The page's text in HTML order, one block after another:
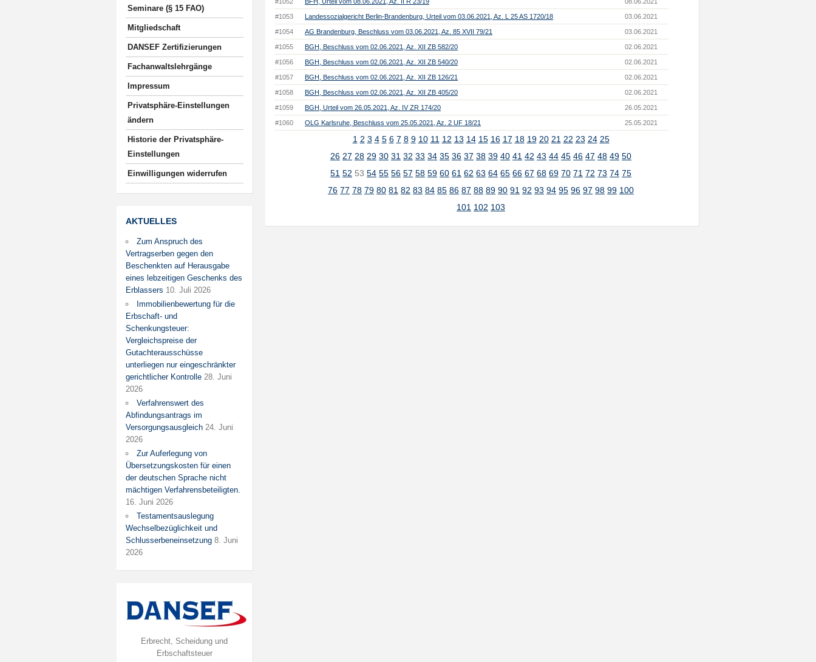
Seminare (§ 15 FAO)
Mitgliedschaft
DANSEF Zertifizierungen
Fachanwaltslehrgänge
Impressum
Privatsphäre-Einstellungen
ändern
Historie der Privatsphäre-
Einstellungen
Einwilligungen widerrufen
AKTUELLES
Zum Anspruch des
Vertragserben gegen den
Beschenkten auf Herausgabe
eines lebzeitigen Geschenks des
Erblassers 10. Juli 2026
Immobilienbewertung für die
Erbschaft- und
Schenkungsteuer:
Vergleichspreise der
Gutachterausschüsse
unterliegen nur eingeschränkter
gerichtlicher Kontrolle 28. Juni
2026
Verfahrenswert des
Abfindungsantrags im
Versorgungsausgleich 24. Juni
2026
Zur Auferlegung von
Übersetzungskosten für einen
der deutschen Sprache nicht
mächtigen Verfahrensbeteiligten.
16. Juni 2026
Testamentsauslegung
Wechselbezüglichkeit und
Schlusserbeneinsetzung 8. Juni
2026
Erbrecht, Scheidung und
Erbschaftsteuer
#1053 Landessozialgericht Berlin-Brandenburg, Urteil vom 03.06.2021, Az. L 25 AS 1720/18 03.06.2021
#1054 AG Brandenburg, Beschluss vom 03.06.2021, Az. 85 XVII 79/21 03.06.2021
#1055 BGH, Beschluss vom 02.06.2021, Az. XII ZB 582/20 02.06.2021
#1056 BGH, Beschluss vom 02.06.2021, Az. XII ZB 540/20 02.06.2021
#1057 BGH, Beschluss vom 02.06.2021, Az. XII ZB 126/21 02.06.2021
#1058 BGH, Beschluss vom 02.06.2021, Az. XII ZB 405/20 02.06.2021
#1059 BGH, Urteil vom 26.05.2021, Az. IV ZR 174/20 26.05.2021
#1060 OLG Karlsruhe, Beschluss vom 25.05.2021, Az. 2 UF 18/21 25.05.2021
1 2 3 4 5 6 7 8 9 10 11 12 13 14 15 16 17 18 19 20 21 22 23 24 25
26 27 28 29 30 31 32 33 34 35 36 37 38 39 40 41 42 43 44 45 46 47 48 49 50
51 52 5354 55 56 57 58 59 60 61 62 63 64 65 66 67 68 69 70 71 72 73 74 75
76 77 78 79 80 81 82 83 84 85 86 87 88 89 90 91 92 93 94 95 96 97 98 99 100
101 102 103